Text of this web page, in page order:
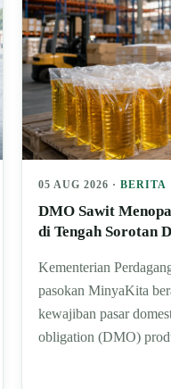
05 AUG 2026 · BERITA
DMO Sawit
di Tengah Sorotan
Kementerian
pasokan MinyaKita
kewajiban pasar
obligation (DMO)